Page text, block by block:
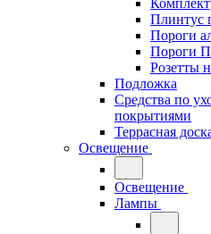
Плинтус
Пороги
Пороги
Розетты
Подложка
Средства по
покрытиями
Террасная
Освещение
Освещение
Лампы